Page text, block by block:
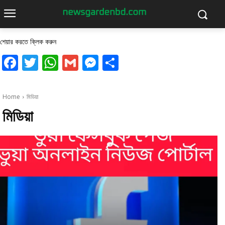
শেয়ার করতে ক্লিক করুন
Facebook
Twitter
WhatsApp
GmailMessenger
Home মিডিয়া
মিডিয়া